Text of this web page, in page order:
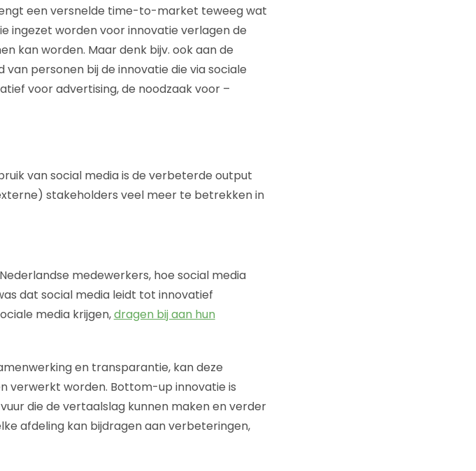
een versnelde time-to-market teweeg wat
ingezet worden voor innovatie verlagen de
kan worden. Maar denk bijv. ook aan de
personen bij de innovatie die via sociale
voor advertising, de noodzaak voor –
van social media is de verbeterde output
stakeholders veel meer te betrekken in
medewerkers, hoe social media
dat social media leidt tot innovatief
media krijgen,dragen bij aan hun
en transparantie, kan deze
verwerkt worden. Bottom-up innovatie is
die de vertaalslag kunnen maken en verder
afdeling kan bijdragen aan verbeteringen,